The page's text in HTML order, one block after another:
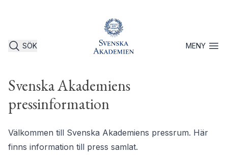
SÖK MENYÖppna
Svenska Akademiens
pressinformation
Välkommen till Svenska Akademiens pressrum. Här
finns information till press samlat.